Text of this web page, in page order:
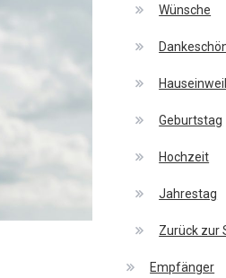
Wünsche
Geburtstag
Hochzeit
Jahrestag
Zurück zur
Empfänger